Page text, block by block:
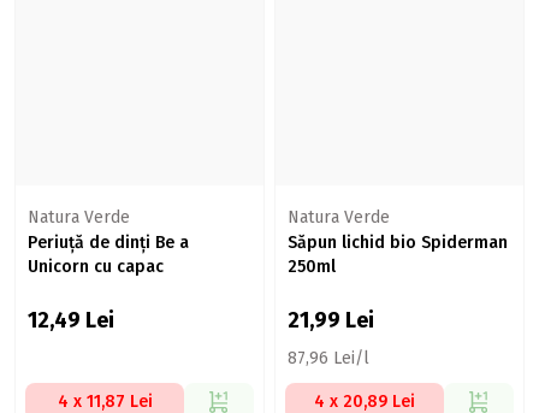
Natura Verde
Periuță de dinți Be a
Unicorn cu capac
12,49 Lei
4 x 11,87 Lei
Natura Verde
Săpun lichid bio Spiderman
250ml
21,99 Lei
87,96 Lei/l
4 x 20,89 Lei